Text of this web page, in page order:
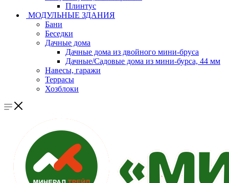
Плинтус
МОДУЛЬНЫЕ ЗДАНИЯ
Бани
Беседки
Дачные дома
Дачные дома из двойного мини-бруса
Дачные/Садовые дома из мини-бурса, 44 мм
Навесы, гаражи
Террасы
Хозблоки